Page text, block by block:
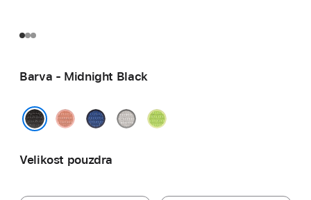
Barva - Midnight Black
Alpenglow
Blue
VeiledVolt
Velikost pouzdra